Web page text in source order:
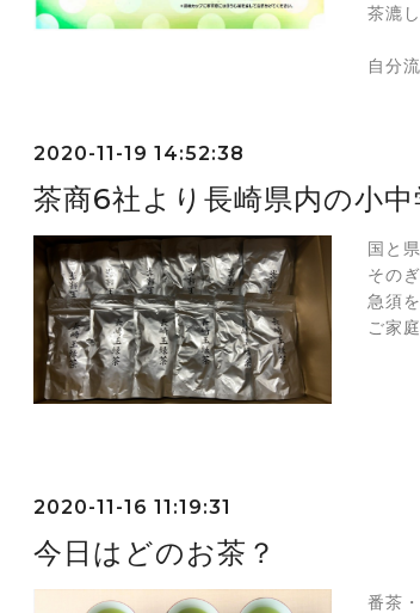
茶漉
自分
2020-11-19 14:52:38
茶商6社より長崎県内の小
国と
その
急須
ご家
2020-11-16 11:19:31
今日はどのお茶？
番茶